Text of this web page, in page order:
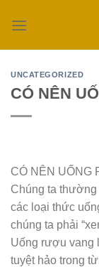
UNCATEGORIZED
CÓ NÊN
CÓ NÊN UỐNG
Chúng ta
các loại thức
chúng ta phải
Uống rượu vang
tuyệt hảo trong